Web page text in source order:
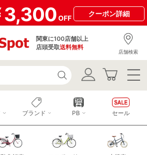
3,300OFF
クーポン詳細
関東に100店舗以上
店頭受取送料無料
店舗検索
ブランド PB セール